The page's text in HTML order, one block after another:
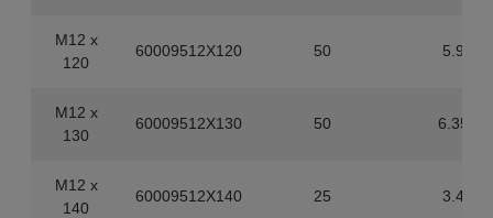
M12 x
120
60009512X120 50 5.9
M12 x
130
60009512X130 50 6.35
M12 x
140
60009512X140 25 3.4